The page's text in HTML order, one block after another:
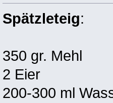
Spätzleteig:
350 gr. Mehl
2 Eier
200-300 ml